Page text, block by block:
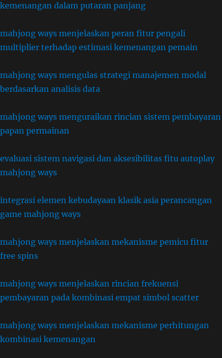
kemenangan dalam putaran panjang
mahjong ways menjelaskan peran fitur pengali
multiplier terhadap estimasi kemenangan pemain
mahjong ways mengulas strategi manajemen modal
berdasarkan analisis data
mahjong ways menguraikan rincian sistem pembayaran
papan permainan
evaluasi sistem navigasi dan aksesibilitas fitu autoplay
mahjong ways
integrasi elemen kebudayaan klasik asia perancangan
game mahjong ways
mahjong ways menjelaskan mekanisme pemicu fitur
free spins
mahjong ways menjelaskan rincian frekuensi
pembayaran pada kombinasi empat simbol scatter
mahjong ways menjelaskan mekanisme perhitungan
kombinasi kemenangan